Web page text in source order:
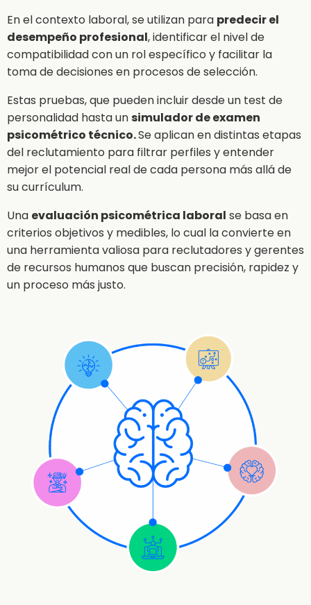
En el contexto laboral, se utilizan para predecir el
desempeño profesional, identificar el nivel de
compatibilidad con un rol específico y facilitar la
toma de decisiones en procesos de selección.
Estas pruebas, que pueden incluir desde un test de
personalidad hasta un simulador de examen
psicométrico técnico.Se aplican en distintas etapas
del reclutamiento para filtrar perfiles y entender
mejor el potencial real de cada persona más allá de
su currículum.
Una evaluación psicométrica laboral se basa en
criterios objetivos y medibles, lo cual la convierte en
una herramienta valiosa para reclutadores y gerentes
de recursos humanos que buscan precisión, rapidez y
un proceso más justo.